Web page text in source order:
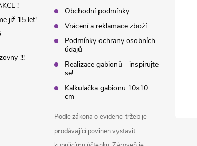
!
již 15 let!
!!!
Obchodní podmínky
Vrácení a reklamace zboží
Podmínky ochrany osobních
údajů
Realizace gabionů - inspirujte
se!
Kalkulačka gabionu 10x10
cm
Podle zákona o evidenci tržeb je
prodávající povinen vystavit